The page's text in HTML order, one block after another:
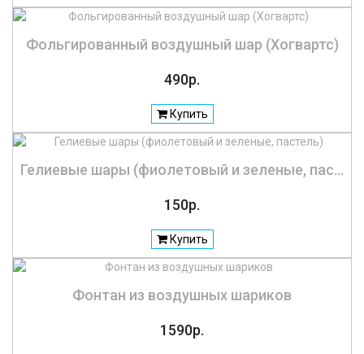
Фольгированный воздушный шар (Хогвартс)
490р.
Купить
Гелиевые шары (фиолетовый и зеленые, пас...
150р.
Купить
Фонтан из воздушных шариков
1590р.